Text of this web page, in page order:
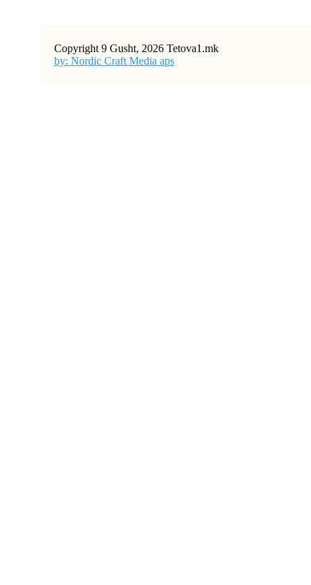
Copyright 9 Gusht, 2026 Tetova1.mk
by: Nordic Craft Media aps